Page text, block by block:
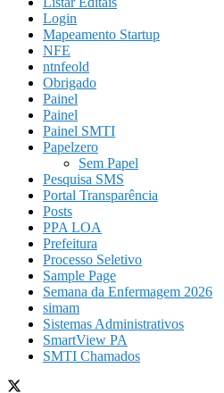
Login
Mapeamento Startup
NFE
ntnfeold
Obrigado
Painel
Painel
Painel SMTI
Papelzero
Sem Papel
Pesquisa SMS
Portal Transparência
Posts
PPA LOA
Prefeitura
Processo Seletivo
Sample Page
Semana da Enfermagem 2026
simam
Sistemas Administrativos
SmartView PA
SMTI Chamados